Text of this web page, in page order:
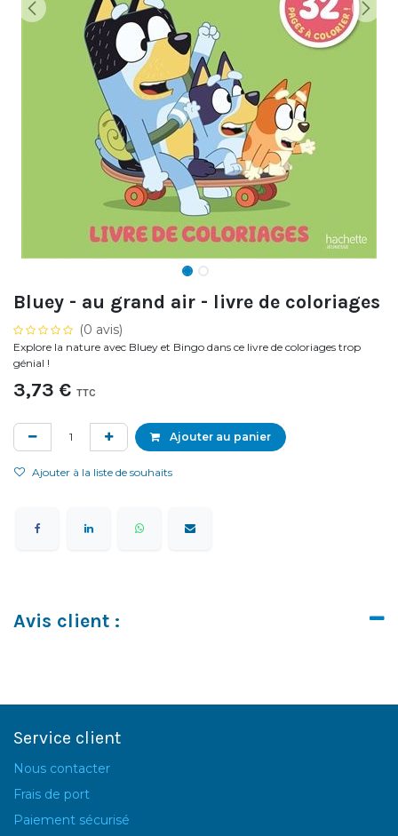
Bluey - au grand air - livre de coloriages
(0 avis)
Explore la nature avec Bluey et Bingo dans ce livre de coloriages trop
génial !
3,73 € TTC
Ajouter au panier
Ajouter à la liste de souhaits
Avis client :
Service client
Nous contacter
Frais de port
Paiement sécurisé